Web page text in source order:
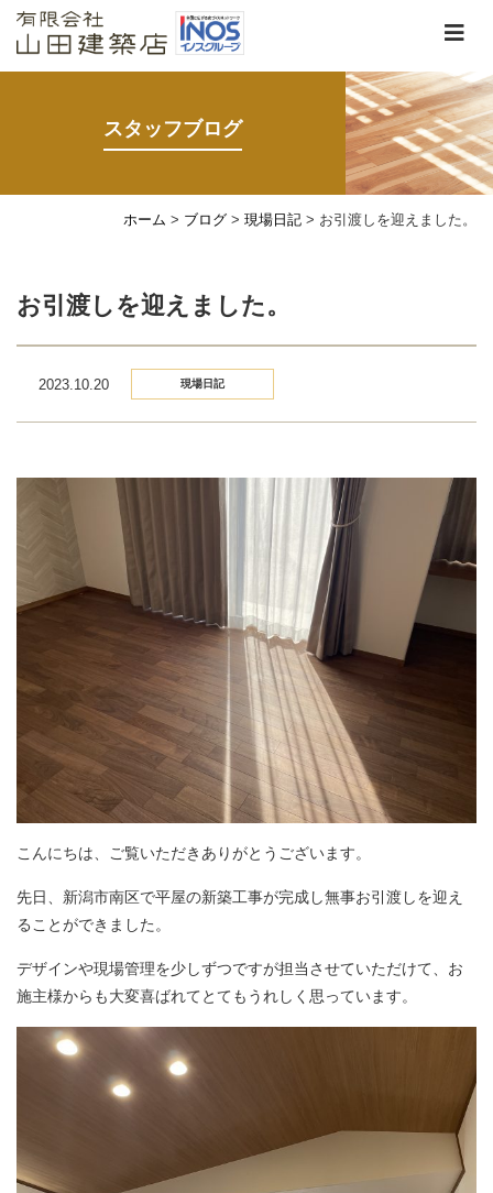
スタッフブログ
ホーム > ブログ > 現場日記 > お引渡しを迎えました。
お引渡しを迎えました。
2023.10.20 現場日記
こんにちは、ご覧いただきありがとうございます。
先日、新潟市南区で平屋の新築工事が完成し無事お引渡しを迎え
ることができました。
デザインや現場管理を少しずつですが担当させていただけて、お
施主様からも大変喜ばれてとてもうれしく思っています。